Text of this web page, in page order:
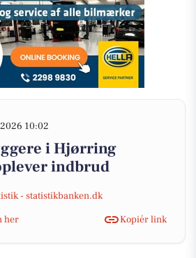
10:02
i Hjørring
indbrud
- statistikbanken.dk
her
Kopiér link